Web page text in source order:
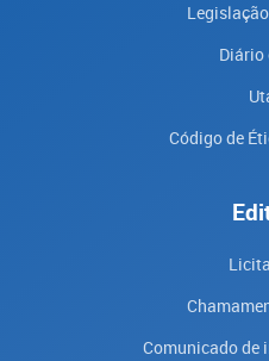
Código de
Comunicado de